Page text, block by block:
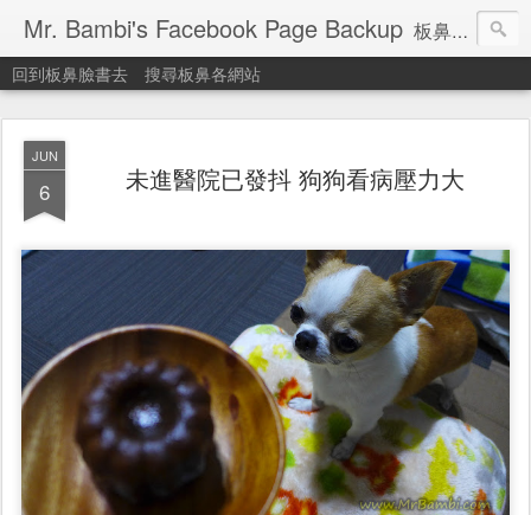
Mr. Bambi's Facebook Page Backup 板鼻臉書備份站
回到板鼻臉書去 搜尋板鼻各網站
JUN
6 未進醫院已發抖 狗狗看病壓力大